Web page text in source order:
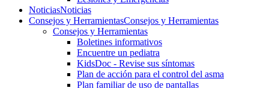
NoticiasNoticias
Consejos y HerramientasConsejos y Herramientas
Consejos y Herramientas
Boletines informativos
Encuentre un pediatra
KidsDoc - Revise sus síntomas
Plan de acción para el control del asma
Plan familiar de uso de pantallas